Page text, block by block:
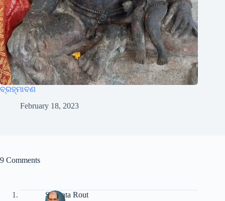
ବ୍ରହ୍ମାବଣ
February 18, 2023
9 Comments
Sukanta Rout